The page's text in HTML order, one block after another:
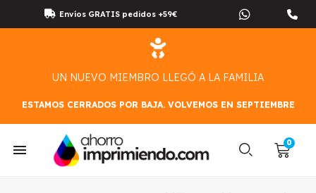
Envíos GRATIS pedidos +59€
UN NUEVO MIEMBRO LLEGÓ A LA FAMILIA
ESTAMOS CERRADOS POR BAJA. VOLVEMOS EN SEPTIEMBRE